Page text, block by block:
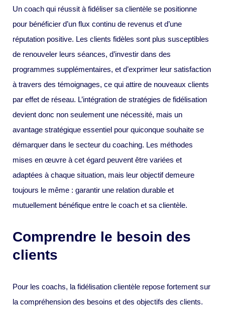
Un coach qui réussit à fidéliser sa clientèle se positionne
pour bénéficier d’un flux continu de revenus et d’une
réputation positive. Les clients fidèles sont plus susceptibles
de renouveler leurs séances, d’investir dans des
programmes supplémentaires, et d’exprimer leur satisfaction
à travers des témoignages, ce qui attire de nouveaux clients
par effet de réseau. L’intégration de stratégies de fidélisation
devient donc non seulement une nécessité, mais un
avantage stratégique essentiel pour quiconque souhaite se
démarquer dans le secteur du coaching. Les méthodes
mises en œuvre à cet égard peuvent être variées et
adaptées à chaque situation, mais leur objectif demeure
toujours le même : garantir une relation durable et
mutuellement bénéfique entre le coach et sa clientèle.
Comprendre le besoin des
clients
Pour les coachs, la fidélisation clientèle repose fortement sur
la compréhension des besoins et des objectifs des clients.